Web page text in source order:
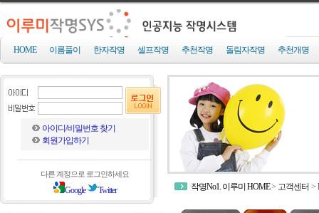
HOME 이름풀이 한자작명 셀프작명 추천작명 돌림자작명 추천개명
아이디/비밀번호 찾기
회원가입하기
다른 계정으로 로그인하세요
Google Twitter 작명No1. 이루미 HOME> 고객센터 >